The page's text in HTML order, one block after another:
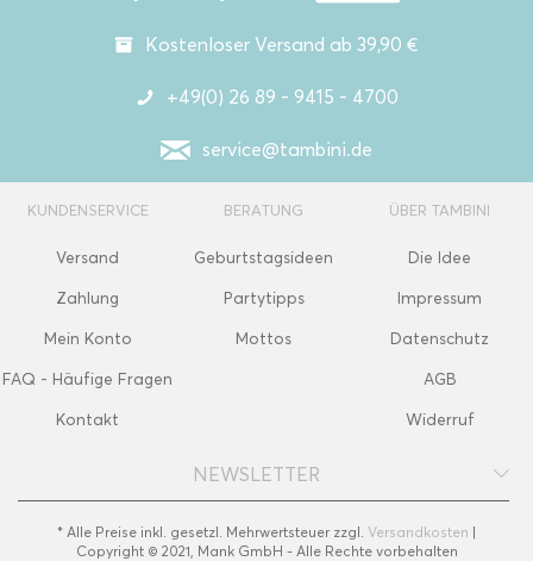
Kostenloser Versand ab 39,90 €
+49(0) 26 89 - 9415 - 4700
service@tambini.de
KUNDENSERVICE
Versand
Zahlung
Mein Konto
FAQ - Häufige Fragen
Kontakt
BERATUNG
Geburtstagsideen
Partytipps
Mottos
ÜBER TAMBINI
Die Idee
Impressum
Datenschutz
AGB
Widerruf
NEWSLETTER
* Alle Preise inkl. gesetzl. Mehrwertsteuer zzgl. Versandkosten |
Copyright © 2021, Mank GmbH - Alle Rechte vorbehalten